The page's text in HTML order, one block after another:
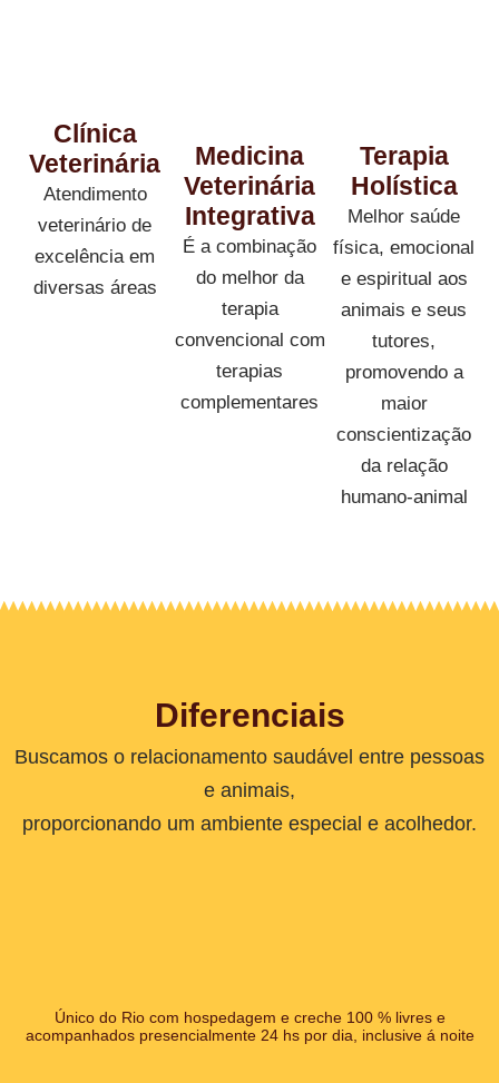
Clínica
Veterinária
Atendimento
veterinário de
excelência em
diversas áreas
Medicina
Veterinária
Integrativa
É a combinação
do melhor da
terapia
convencional com
terapias
complementares
Terapia
Holística
Melhor saúde
física, emocional
e espiritual aos
animais e seus
tutores,
promovendo a
maior
conscientização
da relação
humano-animal
Diferenciais
Buscamos o relacionamento saudável entre pessoas
e animais,
proporcionando um ambiente especial e acolhedor.
Único do Rio com hospedagem e creche 100 % livres e
acompanhados presencialmente 24 hs por dia, inclusive á noite